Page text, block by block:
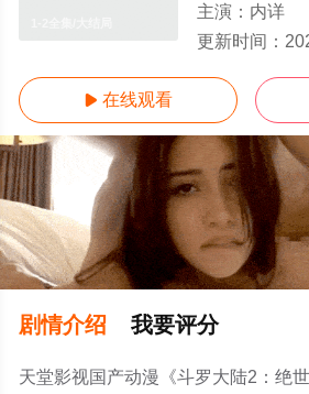
主演： 内详
更新时间：
 在线观看
剧情介绍 我要评分
天堂影视国产动漫《斗罗大陆2：绝